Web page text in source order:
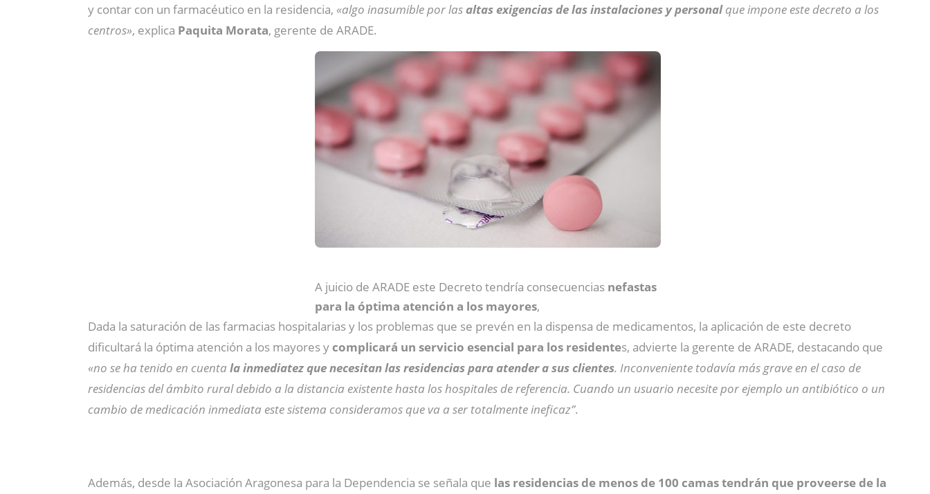
y contar con un farmacéutico en la residencia, «algo inasumible por lasaltas exigencias de las instalaciones y personalque impone este decreto a los
centros», explica Paquita Morata, gerente de ARADE.
A juicio de ARADE este Decreto tendría consecuencias nefastas
para la óptima atención a los mayores,
Dada la saturación de las farmacias hospitalarias y los problemas que se prevén en la dispensa de medicamentos, la aplicación de este decreto
dificultará la óptima atención a los mayores ycomplicará un servicio esencial para los residentes, advierte la gerente de ARADE, destacando que
«no se ha tenido en cuenta la inmediatez que necesitan las residencias para atender a sus clientes. Inconveniente todavía más grave en el caso de
residencias del ámbito rural debido a la distancia existente hasta los hospitales de referencia. Cuando un usuario necesite por ejemplo un antibiótico o un
cambio de medicación inmediata este sistema consideramos que va a ser totalmente ineficaz”.
Además, desde la Asociación Aragonesa para la Dependencia se señala que las residencias de menos de 100 camas tendrán que proveerse de la